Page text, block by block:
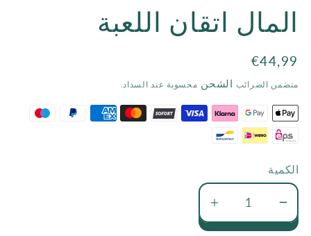
المال اتقان اللعبة
السعر
الاعتيادي
€44,99
متضمن الضرائب الشحن محسوبة عند السداد.
الكمية
زيادة